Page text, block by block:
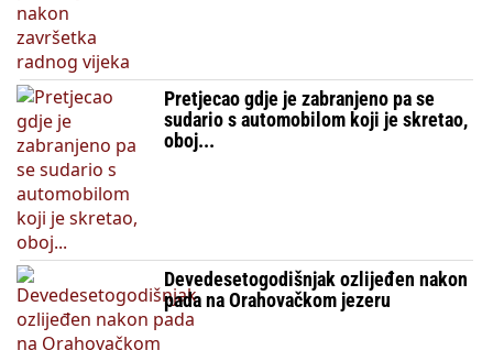
Pretjecao gdje je zabranjeno pa se
sudario s automobilom koji je skretao,
oboj...
Devedesetogodišnjak ozlijeđen nakon
pada na Orahovačkom jezeru